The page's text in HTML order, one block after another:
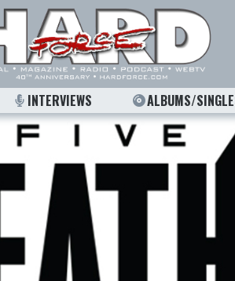
INTERVIEWS ALBUMS/